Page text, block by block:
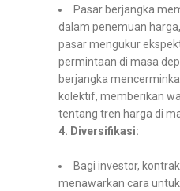
Pasar berjangka
dalam penemuan
pasar mengukur
permintaan di masa
berjangka
kolektif, memberikan
tentang tren harga di
4. Diversifikasi:
Bagi investor,
menawarkan cara